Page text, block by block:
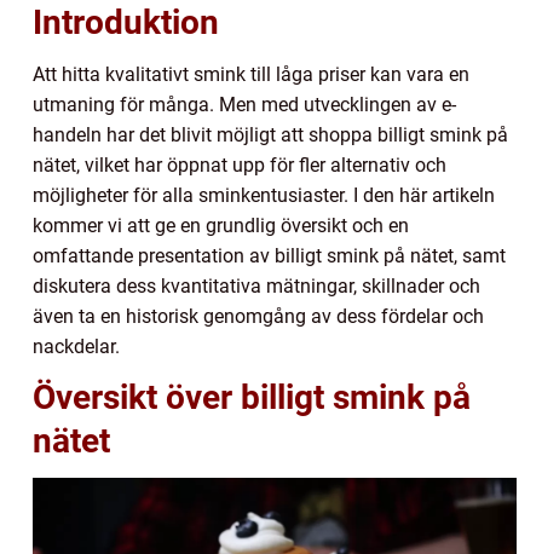
Introduktion
Att hitta kvalitativt smink till låga priser kan vara en
utmaning för många. Men med utvecklingen av e-
handeln har det blivit möjligt att shoppa billigt smink på
nätet, vilket har öppnat upp för fler alternativ och
möjligheter för alla sminkentusiaster. I den här artikeln
kommer vi att ge en grundlig översikt och en
omfattande presentation av billigt smink på nätet, samt
diskutera dess kvantitativa mätningar, skillnader och
även ta en historisk genomgång av dess fördelar och
nackdelar.
Översikt över billigt smink på
nätet